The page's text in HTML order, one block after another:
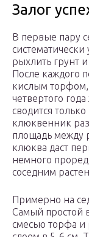
Залог
В первые пару
рыхлить грунт
После каждого
кислым торфом,
четвертого
сводится
клюквенник
площадь между
клюква даст
немного
соседним
Примерно на
Самый простой
смесью торфа и